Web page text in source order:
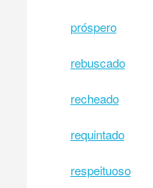
próspero
rebuscado
recheado
requintado
respeituoso